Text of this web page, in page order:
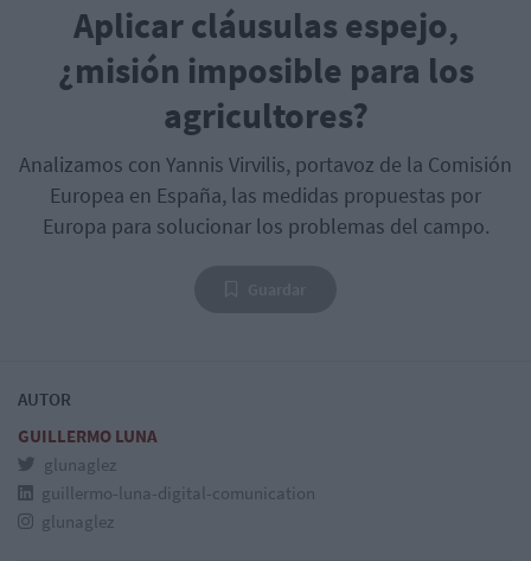
Aplicar cláusulas espejo,
¿misión imposible para los
agricultores?
Analizamos con Yannis Virvilis, portavoz de la Comisión
Europea en España, las medidas propuestas por
Europa para solucionar los problemas del campo.
AUTOR
GUILLERMO LUNA
glunaglez
guillermo-luna-digital-comunication
glunaglez